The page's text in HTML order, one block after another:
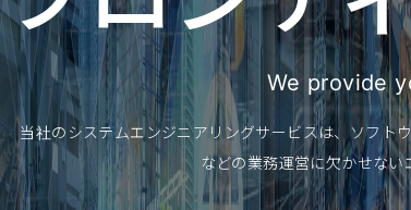
We provide
当社のシステムエンジニアリングサービスは、ソフト
などの業務運営に欠かせない